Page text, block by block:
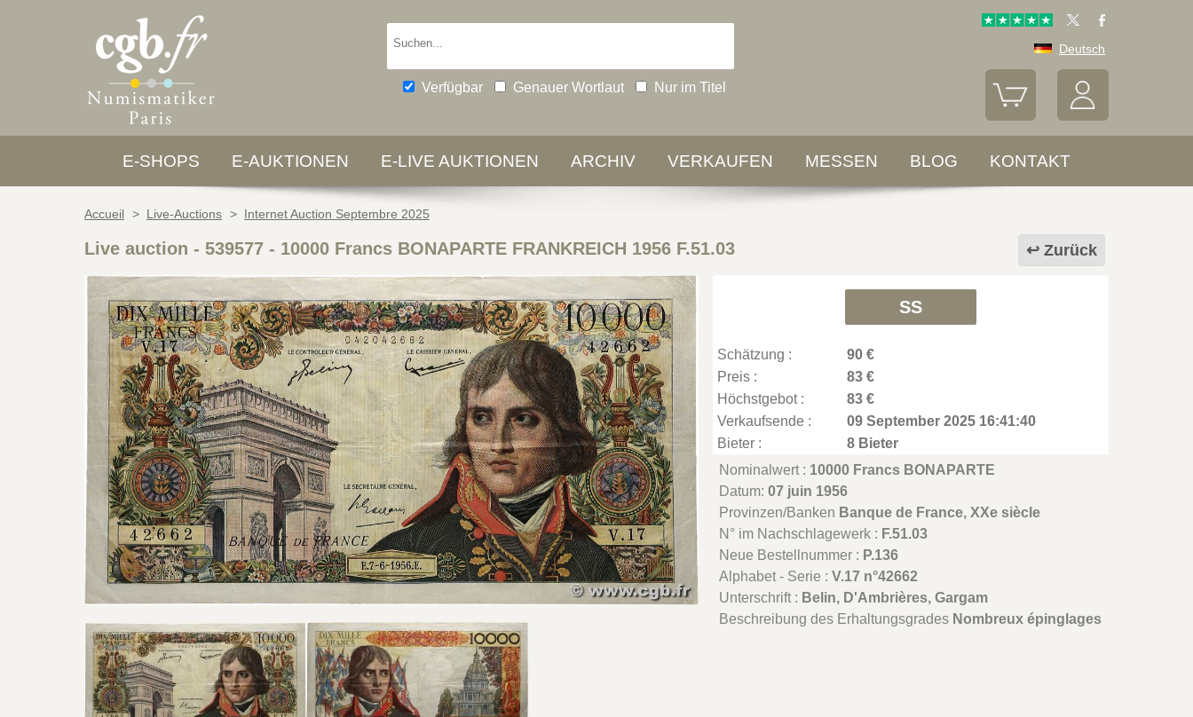
Verfügbar Genauer Wortlaut Nur im Titel
Deutsch
E-SHOPS E-AUKTIONEN E-LIVE AUKTIONEN ARCHIV VERKAUFEN MESSEN BLOG KONTAKT
Accueil > Live-Auctions > Internet Auction Septembre 2025
Zurück
Live auction - 539577 - 10000 Francs BONAPARTE FRANKREICH 1956 F.51.03
SS
Schätzung :
90 €
Preis :
83 €
Höchstgebot :
83 €
Verkaufsende :
09 September 2025 16:41:40
Bieter :
8 Bieter
Nominalwert : 10000 Francs BONAPARTE
Datum:07 juin 1956
Provinzen/Banken Banque de France, XXe siècle
N° im Nachschlagewerk : F.51.03
Neue Bestellnummer : P.136
Alphabet - Serie :V.17 n°42662
Unterschrift : Belin, D'Ambrières, Gargam
Beschreibung des Erhaltungsgrades Nombreux épinglages